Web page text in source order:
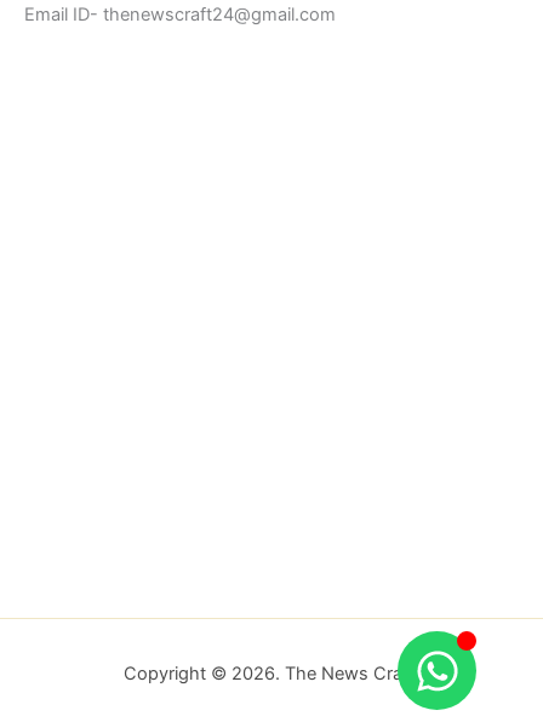
Email ID- thenewscraft24@gmail.com
Copyright © 2026. The News Craft.